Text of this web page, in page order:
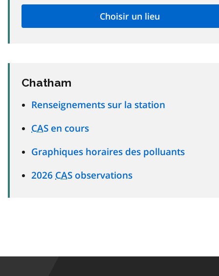
Chatham
Renseignements sur la station
CAS en cours
Graphiques horaires des polluants
2026 CAS observations